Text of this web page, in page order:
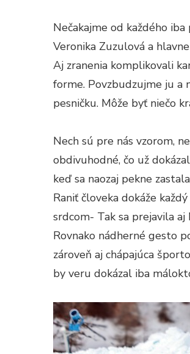
Nečakajme od každého
Veronika Zuzulová a
Aj zranenia komplikovali
forme. Povzbudzujme ju a
pesničku. Môže byť niečo
Nech sú pre nás vzorom,
obdivuhodné, čo už
keď sa naozaj pekne
Raniť človeka dokáže
srdcom- Tak sa prejavila aj
Rovnako nádherné gesto
zároveň aj chápajúca
by veru dokázal iba